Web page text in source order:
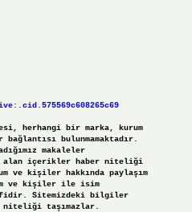
herhangi bir marka, kurum
bulunmamaktadır.
makaleler
alan içerikler haber niteliği
ve kişiler hakkında paylaşım
ve kişiler ile isim
Sitemizdeki bilgiler
taşımazlar.